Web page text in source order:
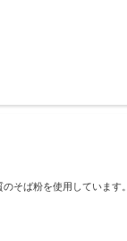
そば粉を使用しています。